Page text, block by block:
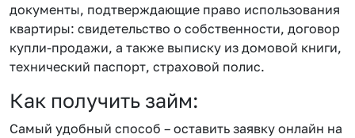
документы, подтверждающие право использования
квартиры: свидетельство о собственности, договор
купли-продажи, а также выписку из домовой книги,
технический паспорт, страховой полис.
Как получить займ:
Самый удобный способ – оставить заявку онлайн на